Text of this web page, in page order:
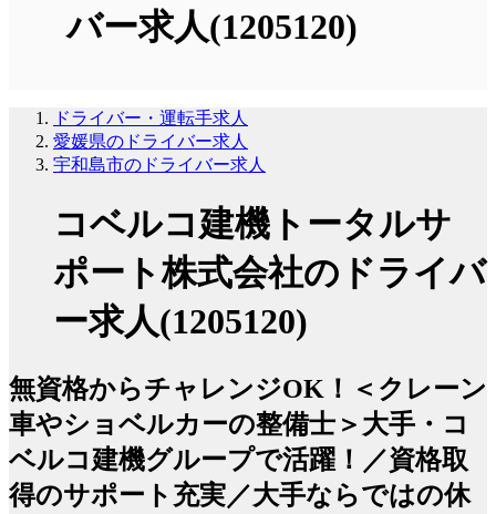
バー求人(1205120)
ドライバー・運転手求人
愛媛県のドライバー求人
宇和島市のドライバー求人
コベルコ建機トータルサ
ポート株式会社のドライバ
ー求人(1205120)
無資格からチャレンジOK！＜クレーン
車やショベルカーの整備士＞大手・コ
ベルコ建機グループで活躍！／資格取
得のサポート充実／大手ならではの休